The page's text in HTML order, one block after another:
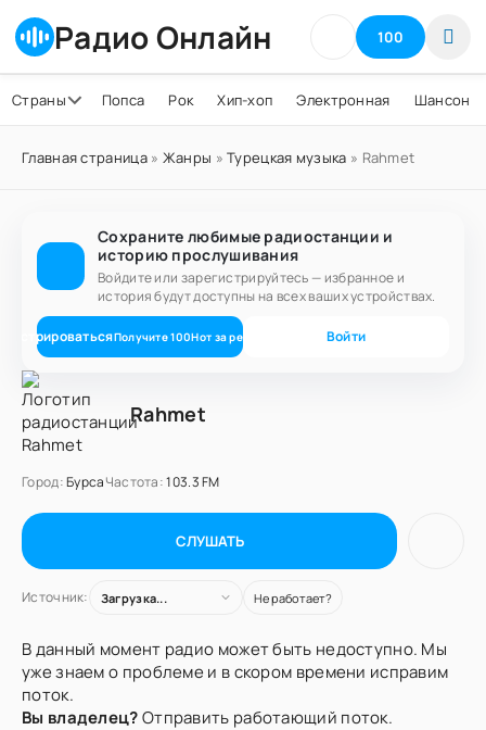
Радио Онлайн 100
Страны Попса Рок Хип-хоп Электронная Шансон
Главная страница» Жанры »Турецкая музыка » Rahmet
Сохраните любимые радиостанции и
историю прослушивания
Войдите или зарегистрируйтесь — избранное и
история будут доступны на всех ваших устройствах.
Получите100Нот за регистрацию Войти
Rahmet
Город:БурсаЧастота:103.3 FM
СЛУШАТЬ
Источник: Загрузка... Не работает?
В данный момент радио может быть недоступно. Мы
уже знаем о проблеме и в скором времени исправим
поток.
Вы владелец?Отправить работающий поток.